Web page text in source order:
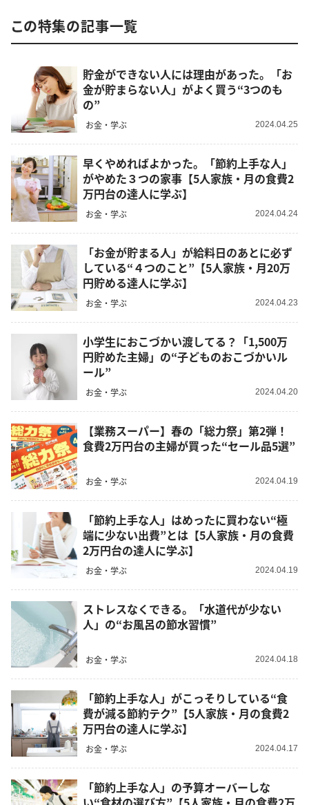
この特集の記事一覧
貯金ができない人には理由があった。「お
金が貯まらない人」がよく買う“3つのも
の”
お金・学ぶ 2024.04.25
早くやめればよかった。「節約上手な人」
がやめた３つの家事【5人家族・月の食費2
万円台の達人に学ぶ】
お金・学ぶ 2024.04.24
「お金が貯まる人」が給料日のあとに必ず
している“４つのこと”【5人家族・月20万
円貯める達人に学ぶ】
お金・学ぶ 2024.04.23
小学生におこづかい渡してる？「1,500万
円貯めた主婦」の“子どものおこづかいル
ール”
お金・学ぶ 2024.04.20
【業務スーパー】春の「総力祭」第2弾！
食費2万円台の主婦が買った“セール品5選”
お金・学ぶ 2024.04.19
「節約上手な人」はめったに買わない“極
端に少ない出費”とは【5人家族・月の食費
2万円台の達人に学ぶ】
お金・学ぶ 2024.04.19
ストレスなくできる。「水道代が少ない
人」の“お風呂の節水習慣”
お金・学ぶ 2024.04.18
「節約上手な人」がこっそりしている“食
費が減る節約テク”【5人家族・月の食費2
万円台の達人に学ぶ】
お金・学ぶ 2024.04.17
「節約上手な人」の予算オーバーしな